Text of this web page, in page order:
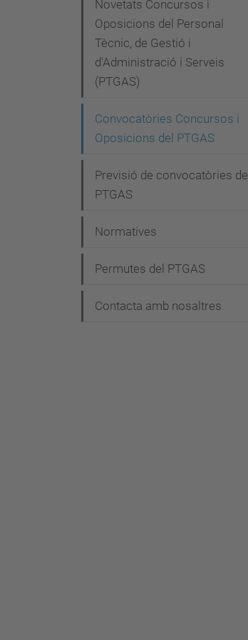
i
Novetats Concursos i
Oposicions del Personal
Tècnic, de Gestió i
d'Administració i Serveis
(PTGAS)
Convocatòries Concursos i
Oposicions del PTGAS
Previsió de convocatòries del
PTGAS
Normatives
Permutes del PTGAS
Contacta amb nosaltres